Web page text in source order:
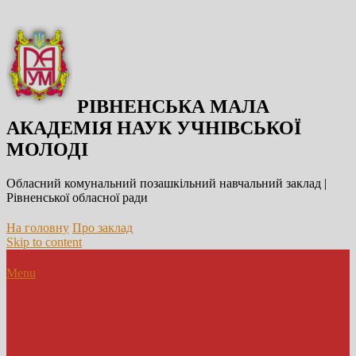
РІВНЕНСЬКА МАЛА
АКАДЕМІЯ НАУК УЧНІВСЬКОЇ
МОЛОДІ
Обласний комунальний позашкільний навчальний заклад |
Рівненської обласної ради
На головну Про заклад
Skip to content
Menu